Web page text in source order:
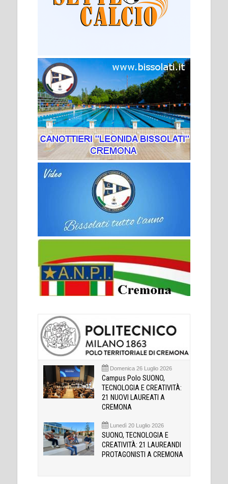
Domenica 26 Luglio 2026
Campus Polo SUONO,
TECNOLOGIA E CREATIVITÀ:
21 NUOVI LAUREATI A
CREMONA
Lunedì 20 Luglio 2026
SUONO, TECNOLOGIA E
CREATIVITÀ: 21 LAUREANDI
PROTAGONISTI A CREMONA